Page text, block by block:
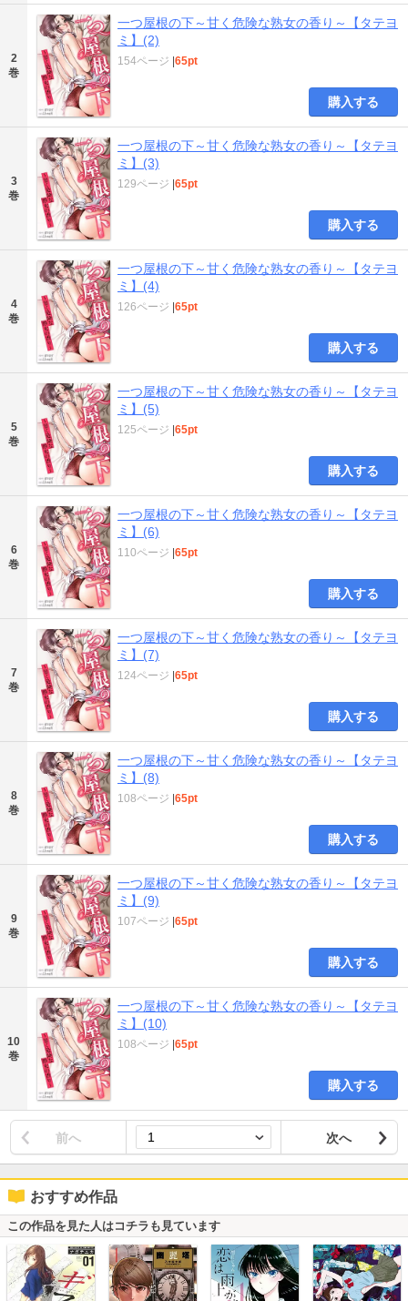
2
巻
一つ屋根の下～甘く危険な熟女の香り～【タテヨ
ミ】(2)
154ページ 65pt
購入する
3
巻
一つ屋根の下～甘く危険な熟女の香り～【タテヨ
ミ】(3)
129ページ 65pt
購入する
4
巻
一つ屋根の下～甘く危険な熟女の香り～【タテヨ
ミ】(4)
126ページ 65pt
購入する
5
巻
一つ屋根の下～甘く危険な熟女の香り～【タテヨ
ミ】(5)
125ページ 65pt
購入する
6
巻
一つ屋根の下～甘く危険な熟女の香り～【タテヨ
ミ】(6)
110ページ 65pt
購入する
7
巻
一つ屋根の下～甘く危険な熟女の香り～【タテヨ
ミ】(7)
124ページ 65pt
購入する
8
巻
一つ屋根の下～甘く危険な熟女の香り～【タテヨ
ミ】(8)
108ページ 65pt
購入する
9
巻
一つ屋根の下～甘く危険な熟女の香り～【タテヨ
ミ】(9)
107ページ 65pt
購入する
10
巻
一つ屋根の下～甘く危険な熟女の香り～【タテヨ
ミ】(10)
108ページ 65pt
購入する
前へ 次へ
おすすめ作品
この作品を見た人はコチラも見ています